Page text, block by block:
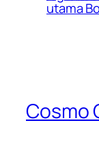
utama
Cosmo